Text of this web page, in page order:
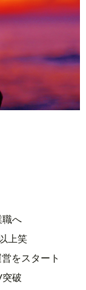
職へ
上笑
をスタート
破